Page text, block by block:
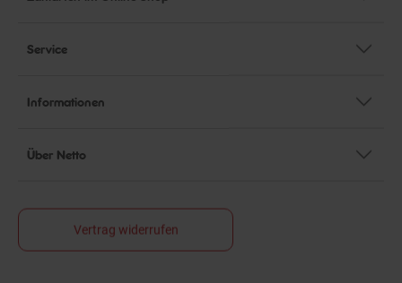
Service
Informationen
Über Netto
Vertrag widerrufen